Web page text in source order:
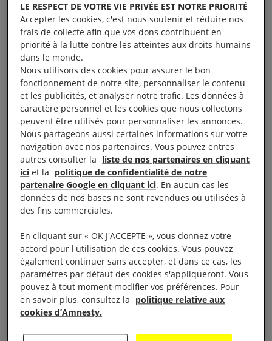
Ciné débat » GAZA » film » Put your soul on my
hand, and walk «
à 20 h au Cinéma Le Royal
Échanges entre le public et l’Association France
Palestine Solidarité 14 à l’issue de la projection du
LE RESPECT DE VOTRE VIE PRIVÉE EST NOTRE PRIORITÉ
Accepter les cookies, c'est nous soutenir et réduire nos
frais de collecte afin que vos dons contribuent en
priorité à la lutte contre les atteintes aux droits humains
dans le monde.
Nous utilisons des cookies pour assurer le bon
fonctionnement de notre site, personnaliser le contenu
et les publicités, et analyser notre trafic. Les données à
caractère personnel et les cookies que nous collectons
peuvent être utilisés pour personnaliser les annonces.
Nous partageons aussi certaines informations sur votre
navigation avec nos partenaires. Vous pouvez entres
autres consulter la liste de nos partenaires en cliquant
ici et la politique de confidentialité de notre
partenaire Google en cliquant ici. En aucun cas les
données de nos bases ne sont revendues ou utilisées à
des fins commerciales.
En cliquant sur « OK J'ACCEPTE », vous donnez votre
accord pour l'utilisation de ces cookies. Vous pouvez
également continuer sans accepter, et dans ce cas, les
paramètres par défaut des cookies s'appliqueront. Vous
pouvez à tout moment modifier vos préférences. Pour
en savoir plus, consultez la politique relative aux
cookies d’Amnesty.